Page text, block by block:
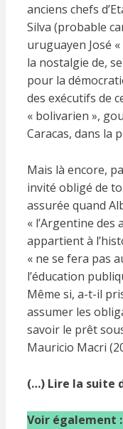
anciens chefs
Silva (probable
uruguayen José
la nostalgie de,
pour la
des exécutifs de
« bolivarien »,
Caracas, dans la
Mais là encore,
invité obligé de
assurée quand
« l’Argentine
appartient à
« ne se fera pas
l’éducation
Même si, a-t-il
assumer les
savoir le prêt
Mauricio Macri
(…) Lire la suite
Voir également :